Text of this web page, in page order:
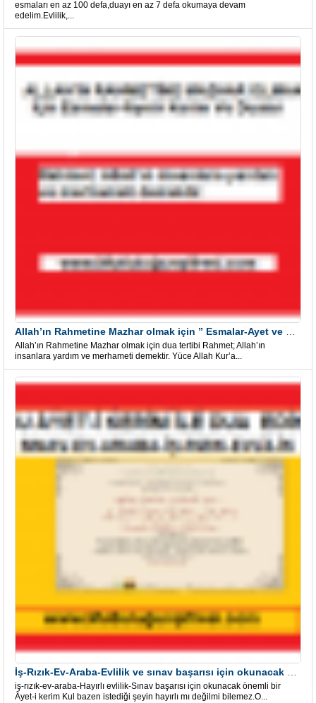
esmaları en az 100 defa,duayı en az 7 defa okumaya devam
edelim.Evlilik,...
Allah’ın Rahmetine Mazhar olmak için dua tertibi Rahmet; Allah’ın
insanlara yardım ve merhameti demektir. Yüce Allah Kur’a...
iş-rızık-ev-araba-Hayırlı evlilik-Sınav başarısı için okunacak önemli bir
Âyet-i kerim Kul bazen istediği şeyin hayırlı mı değilmi bilemez.O...